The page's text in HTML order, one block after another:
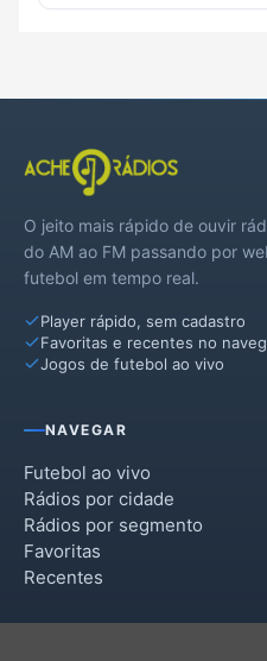
O jeito mais rápido de ouvir
do AM ao FM passando por
futebol em tempo real.
Player rápido, sem cadastro
Favoritas e recentes no
Jogos de futebol ao vivo
NAVEGAR
Futebol ao vivo
Rádios por cidade
Rádios por segmento
Favoritas
Recentes